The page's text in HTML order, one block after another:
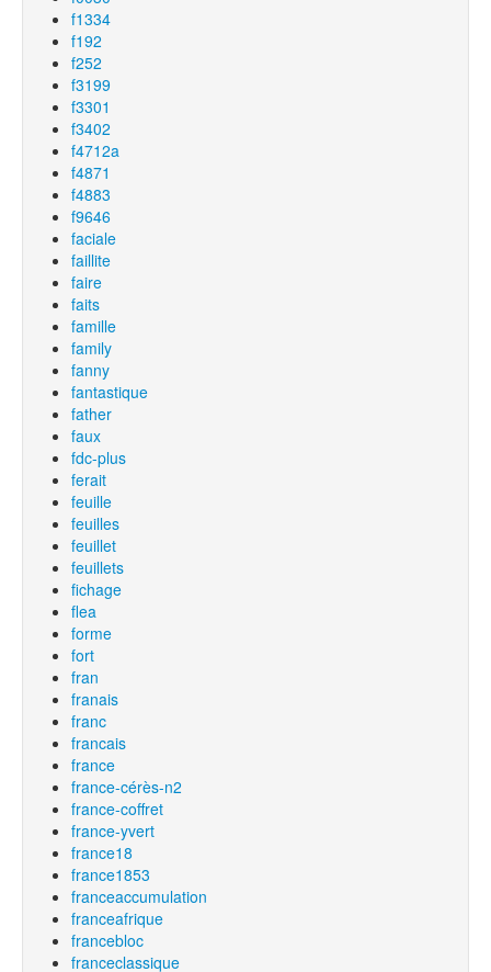
f1334
f192
f252
f3199
f3301
f3402
f4712a
f4871
f4883
f9646
faciale
faillite
faire
faits
famille
family
fanny
fantastique
father
faux
fdc-plus
ferait
feuille
feuilles
feuillet
feuillets
fichage
flea
forme
fort
fran
franais
franc
francais
france
france-cérès-n2
france-coffret
france-yvert
france18
france1853
franceaccumulation
franceafrique
francebloc
franceclassique